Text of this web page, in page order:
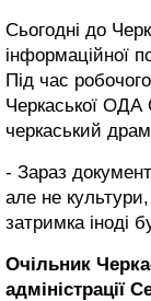
Сьогодні до
інформаційної
Під час
Черкаської ОДА
черкаський
- Зараз
але не
затримка іноді
Очільник
адміністрації